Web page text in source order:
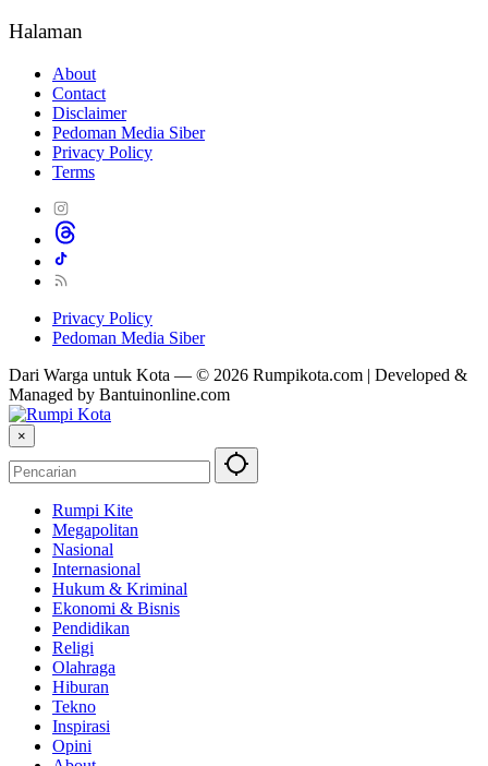
Halaman
About
Contact
Disclaimer
Pedoman Media Siber
Privacy Policy
Terms
Privacy Policy
Pedoman Media Siber
Dari Warga untuk Kota — © 2026 Rumpikota.com | Developed &
Managed by Bantuinonline.com
×
Rumpi Kite
Megapolitan
Nasional
Internasional
Hukum & Kriminal
Ekonomi & Bisnis
Pendidikan
Religi
Olahraga
Hiburan
Tekno
Inspirasi
Opini